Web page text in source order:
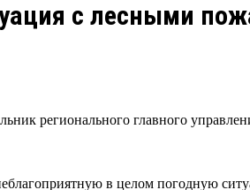
с лесными
регионального главного
в целом погодную